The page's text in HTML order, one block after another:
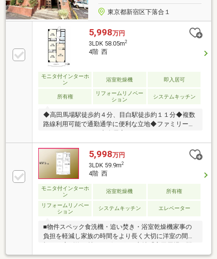
東京都新宿区下落合１
5,998万円
3LDK 58.05m2
4階 西
モニタ付インターホ
ン
浴室乾燥機 即入居可
所有権
リフォームリノベー
ション
システムキッチン
◆高田馬場駅徒歩約４分、目白駅徒歩約１１分◆複数
路線利用可能で通勤通学に便利な立地◆ファミリーに
室内がすっきりと片付きます◆令和８年５月に新規内
装デザインリフォーム済！◆都心のオアシス、新宿区
立おとめ山公園まで徒歩約３分【株式会社リビングラ
イフ】創業35年の信頼で未公開情報多数のリビングラ
イフがご紹介します。宅建士×FP×住宅ローンアドバイ
ザーの資格を併せ持つ『ライフ・エキスパート・プラ
ンナー』がお客様の老後も見据えたライフプランを無
料作成。お気軽にご相談下さい！☆物件のお問合せは
〈0120-502-278〉☆
5,998万円
3LDK 59.9m2
4階 西
モニタ付インターホ
ン
浴室乾燥機 所有権
リフォームリノベー
ション
システムキッチン エレベーター
■物件スペック食洗機・追い焚き・浴室乾燥機家事の
負担を軽減し家族の時間をより長く大切に洋室の間仕
徒歩4分山手線・東西線を利用可能で都内の各所へ移